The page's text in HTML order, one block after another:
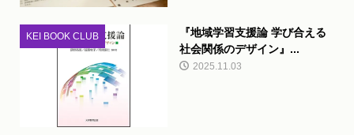
KEI BOOK CLUB
『地域学習支援論 学び合える
社会関係のデザイン』...
2025.11.03